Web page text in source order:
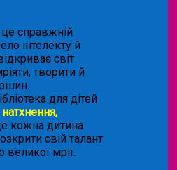
це справжній
інтелекту й
світ
творити й
для дітей
кожна дитина
свій талант
великої мрії.